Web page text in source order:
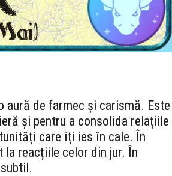
aură de farmec și carismă. Este
și pentru a consolida relațiile
care îți ies în cale. În
la reacțiile celor din jur. În